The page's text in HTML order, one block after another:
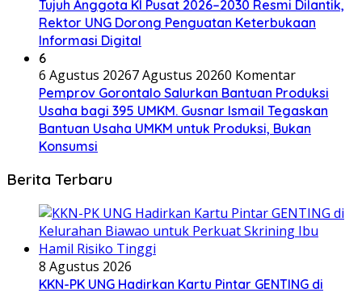
Tujuh Anggota KI Pusat 2026–2030 Resmi Dilantik,
Rektor UNG Dorong Penguatan Keterbukaan
Informasi Digital
6
6 Agustus 20267 Agustus 20260 Komentar
Pemprov Gorontalo Salurkan Bantuan Produksi
Usaha bagi 395 UMKM. Gusnar Ismail Tegaskan
Bantuan Usaha UMKM untuk Produksi, Bukan
Konsumsi
Berita Terbaru
8 Agustus 2026
KKN-PK UNG Hadirkan Kartu Pintar GENTING di